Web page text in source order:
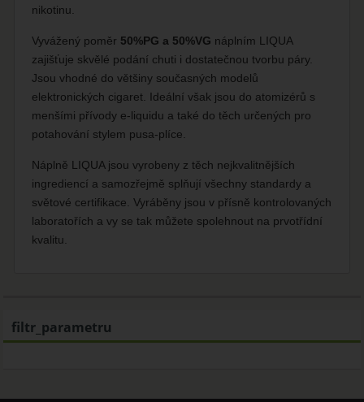
nikotinu.
Vyvážený poměr 50%PG a 50%VG náplním LIQUA
zajišťuje skvělé podání chuti i dostatečnou tvorbu páry.
Jsou vhodné do většiny současných modelů
elektronických cigaret. Ideální však jsou do atomizérů s
menšími přívody e-liquidu a také do těch určených pro
potahování stylem pusa-plíce.
Náplně LIQUA jsou vyrobeny z těch nejkvalitnějších
ingrediencí a samozřejmě splňují všechny standardy a
světové certifikace. Vyráběny jsou v přísně kontrolovaných
laboratořích a vy se tak můžete spolehnout na prvotřídní
kvalitu.
filtr_parametru